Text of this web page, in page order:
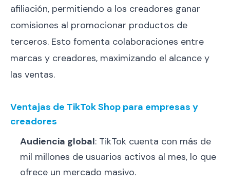
afiliación, permitiendo a los creadores ganar
comisiones al promocionar productos de
terceros. Esto fomenta colaboraciones entre
marcas y creadores, maximizando el alcance y
las ventas.
Ventajas de TikTok Shop para empresas y
creadores
Audiencia global: TikTok cuenta con más de
mil millones de usuarios activos al mes, lo que
ofrece un mercado masivo.